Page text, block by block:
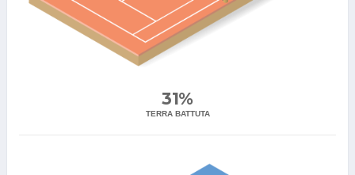
31%
TERRA BATTUTA